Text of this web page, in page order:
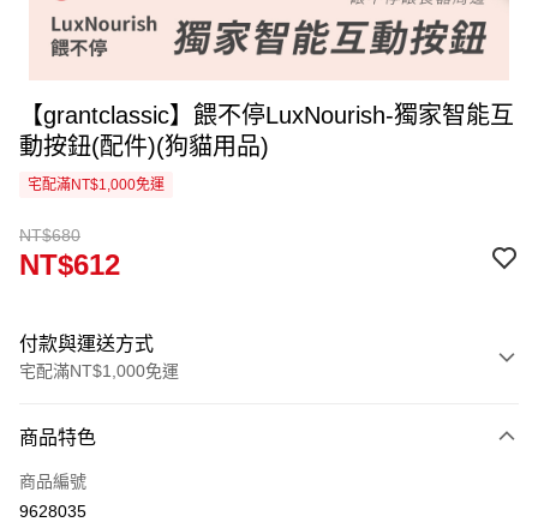
【grantclassic】餵不停LuxNourish-獨家智能互
動按鈕(配件)(狗貓用品)
宅配滿NT$1,000免運
NT$680
NT$612
付款與運送方式
宅配滿NT$1,000免運
信用卡一次付款
信用卡分期付款
商品特色
商品編號
9628035